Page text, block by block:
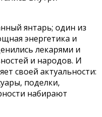
янтарь; один из
энергетика и
лекарями и
и народов. И
своей актуальности:
поделки,
набирают